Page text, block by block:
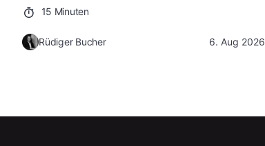
15 Minuten
Rüdiger Bucher 6. Aug 2026